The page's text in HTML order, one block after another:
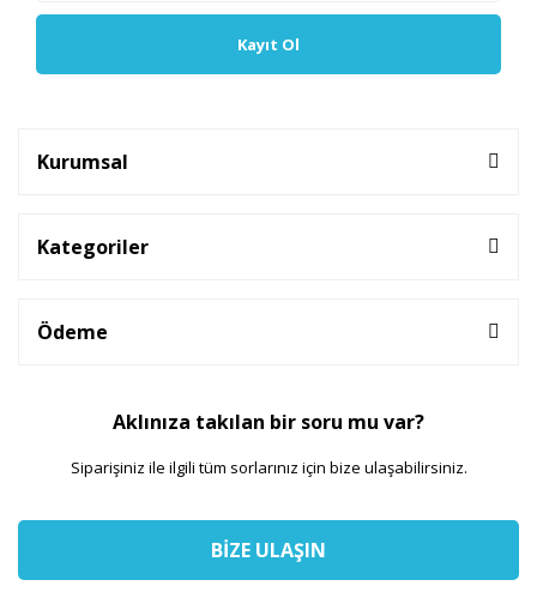
Kayıt Ol
Kurumsal
Kategoriler
Ödeme
Aklınıza takılan bir soru mu var?
Siparişiniz ile ilgili tüm sorlarınız için bize ulaşabilirsiniz.
BİZE ULAŞIN